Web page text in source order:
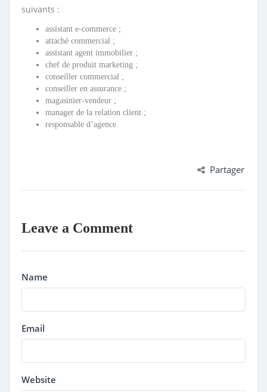
suivants :
assistant e-commerce ;
attaché commercial ;
assistant agent immobilier ;
chef de produit marketing ;
conseiller commercial ;
conseiller en assurance ;
magasinier-vendeur ;
manager de la relation client ;
responsable d’agence.
Partager
Leave a Comment
Name
Email
Website